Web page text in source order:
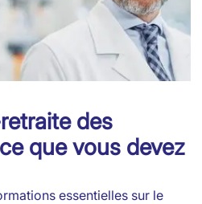
des
que vous devez
essentielles sur le